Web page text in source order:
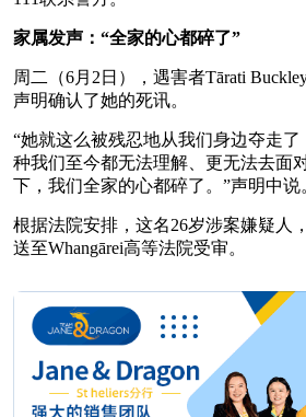
家属发声：“全家的心都碎了”
周二（6月2日），遇害者Tārati
声明确认了她的死讯。
“她就这么被残忍地从我们身边夺走
种我们至今都无法理解、更无法去面
下，我们全家的心都碎了。”声明中说
根据法院安排，这名26岁涉案嫌疑人
送至Whangārei高等法院受审。